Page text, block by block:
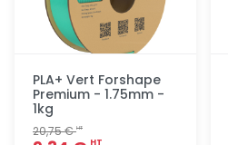
PLA+ Vert Forshape
Premium - 1.75mm -
1kg
20,75 €HT
HT